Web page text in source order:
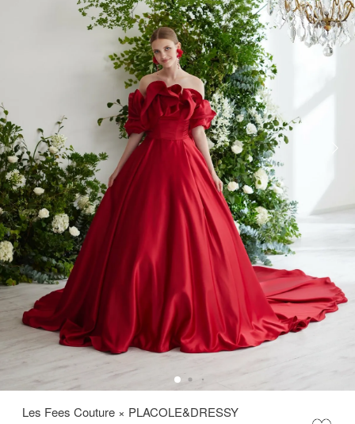
Les Fees Couture × PLACOLE&DRESSY